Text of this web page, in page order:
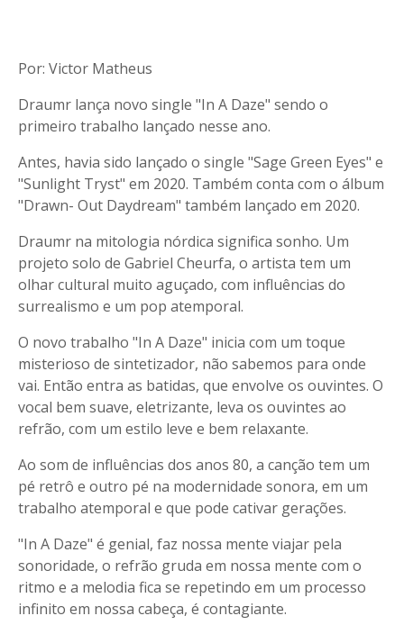
Por: Victor Matheus
Draumr lança novo single "In A Daze" sendo o
primeiro trabalho lançado nesse ano.
Antes, havia sido lançado o single "Sage Green Eyes" e
"Sunlight Tryst" em 2020. Também conta com o álbum
"Drawn- Out Daydream" também lançado em 2020.
Draumr na mitologia nórdica significa sonho. Um
projeto solo de Gabriel Cheurfa, o artista tem um
olhar cultural muito aguçado, com influências do
surrealismo e um pop atemporal.
O novo trabalho "In A Daze" inicia com um toque
misterioso de sintetizador, não sabemos para onde
vai. Então entra as batidas, que envolve os ouvintes. O
vocal bem suave, eletrizante, leva os ouvintes ao
refrão, com um estilo leve e bem relaxante.
Ao som de influências dos anos 80, a canção tem um
pé retrô e outro pé na modernidade sonora, em um
trabalho atemporal e que pode cativar gerações.
"In A Daze" é genial, faz nossa mente viajar pela
sonoridade, o refrão gruda em nossa mente com o
ritmo e a melodia fica se repetindo em um processo
infinito em nossa cabeça, é contagiante.